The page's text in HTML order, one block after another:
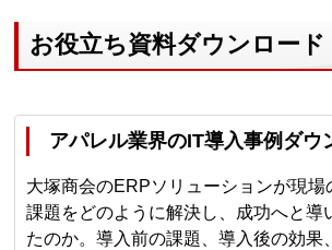
お役立ち資料ダウンロード
アパレル業界のIT導入事例ダウ
大塚商会のERPソリューションが現場
課題をどのように解決し、成功へと導
たのか。導入前の課題、導入後の効果